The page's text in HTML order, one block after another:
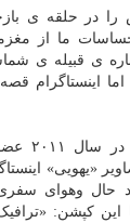
در حلقه ی
ما از
ی قبیله ی
اما اینستاگرام
وقتی
«یهویی»
این کپشن: